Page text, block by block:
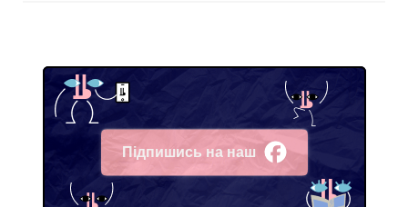
Підпишись на наш
Facebook